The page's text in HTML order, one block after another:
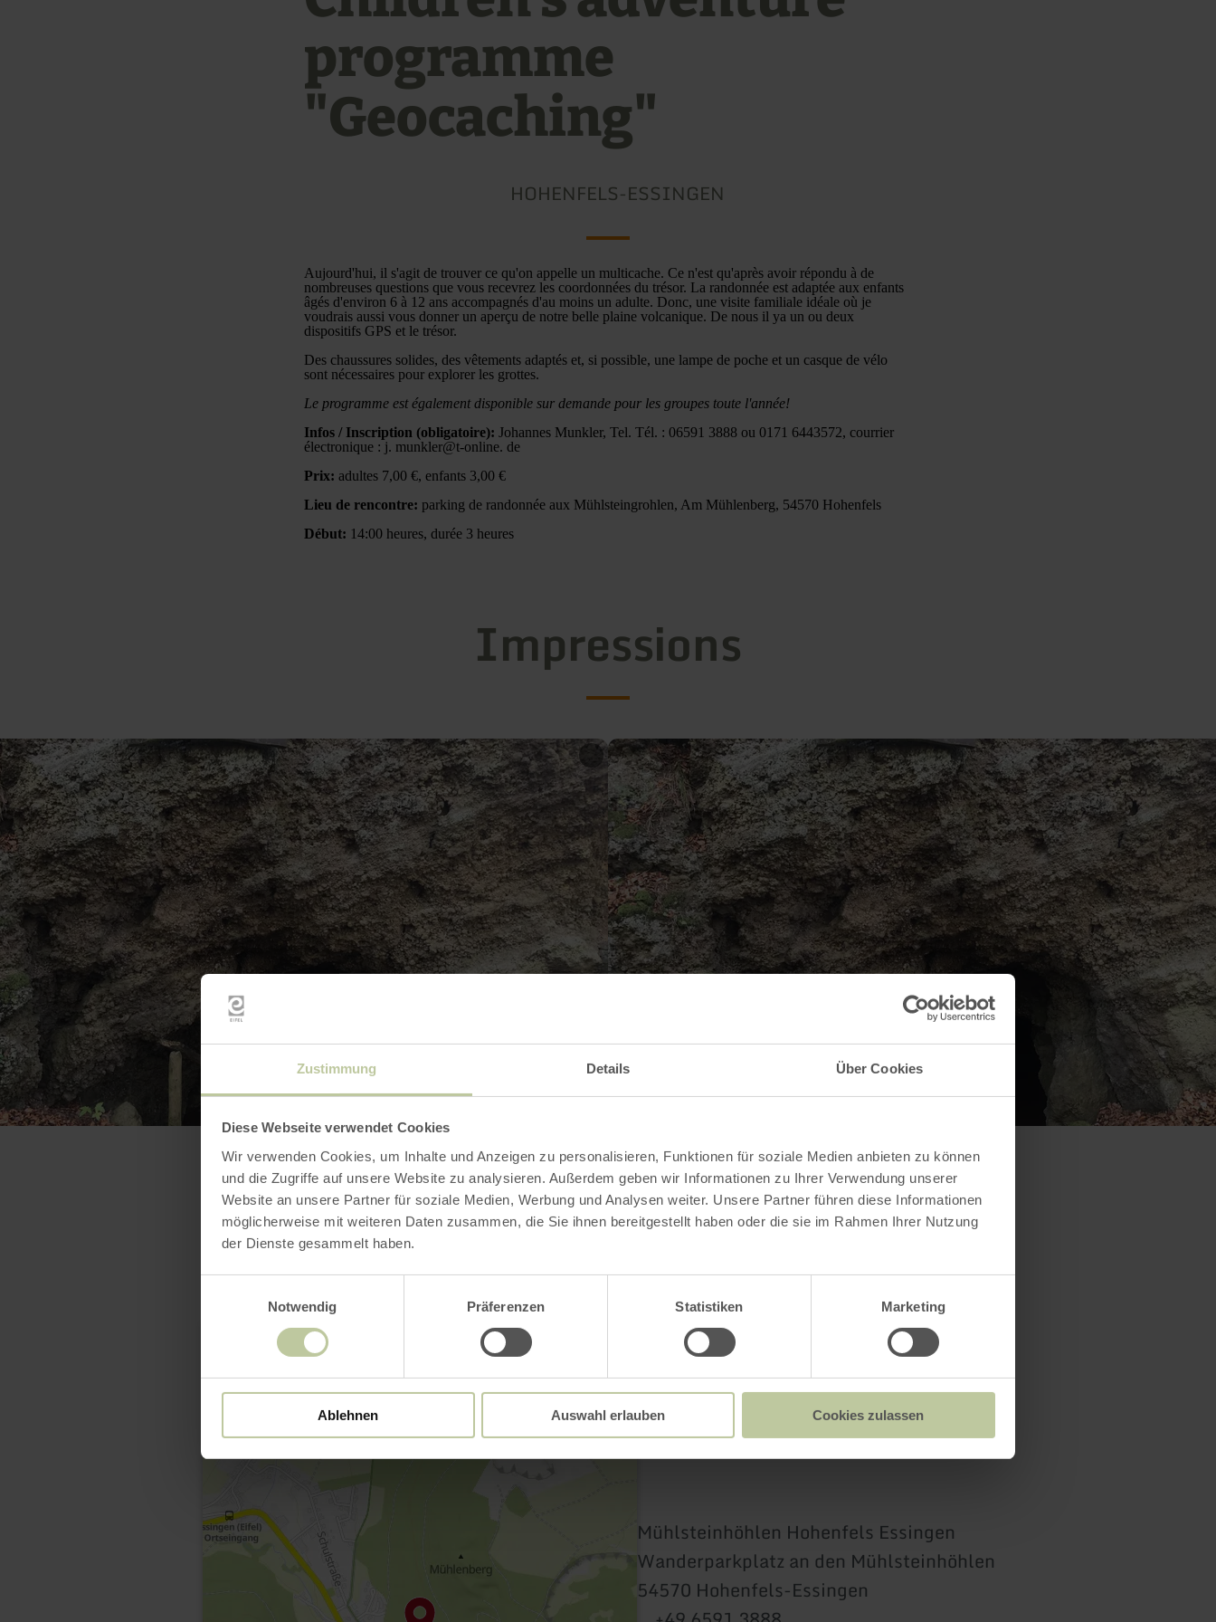
Zustimmung Details Über Cookies
Diese Webseite verwendet Cookies
Wir verwenden Cookies, um Inhalte und Anzeigen zu personalisieren, Funktionen für soziale Medien anbieten zu können
und die Zugriffe auf unsere Website zu analysieren. Außerdem geben wir Informationen zu Ihrer Verwendung unserer
Website an unsere Partner für soziale Medien, Werbung und Analysen weiter. Unsere Partner führen diese Informationen
möglicherweise mit weiteren Daten zusammen, die Sie ihnen bereitgestellt haben oder die sie im Rahmen Ihrer Nutzung
der Dienste gesammelt haben.
Notwendig
Präferenzen Statistiken Marketing
Ablehnen Auswahl erlauben Cookies zulassen
programme
"Geocaching"
HOHENFELS-ESSINGEN
Aujourd'hui, il s'agit de trouver ce qu'on appelle un multicache. Ce n'est qu'après avoir répondu à de
nombreuses questions que vous recevrez les coordonnées du trésor. La randonnée est adaptée aux enfants
âgés d'environ 6 à 12 ans accompagnés d'au moins un adulte. Donc, une visite familiale idéale où je
voudrais aussi vous donner un aperçu de notre belle plaine volcanique. De nous il ya un ou deux
dispositifs GPS et le trésor.
Des chaussures solides, des vêtements adaptés et, si possible, une lampe de poche et un casque de vélo
sont nécessaires pour explorer les grottes.
Le programme est également disponible sur demande pour les groupes toute l'année!
Infos / Inscription (obligatoire): Johannes Munkler, Tel. Tél. : 06591 3888 ou 0171 6443572, courrier
électronique : j. munkler@t-online. de
Prix: adultes 7,00 €, enfants 3,00 €
Lieu de rencontre: parking de randonnée aux Mühlsteingrohlen, Am Mühlenberg, 54570 Hohenfels
Début: 14:00 heures, durée 3 heures
Impressions
Contact
Mühlsteinhöhlen Hohenfels Essingen
Wanderparkplatz an den Mühlsteinhöhlen
54570 Hohenfels-Essingen